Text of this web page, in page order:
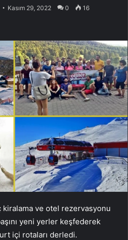
Kasım 29, 2022 0 16
ve otel rezervasyonu
yeni yerler keşfederek
içi rotaları derledi.